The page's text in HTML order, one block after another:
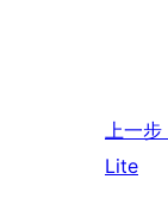
上一步
Lite